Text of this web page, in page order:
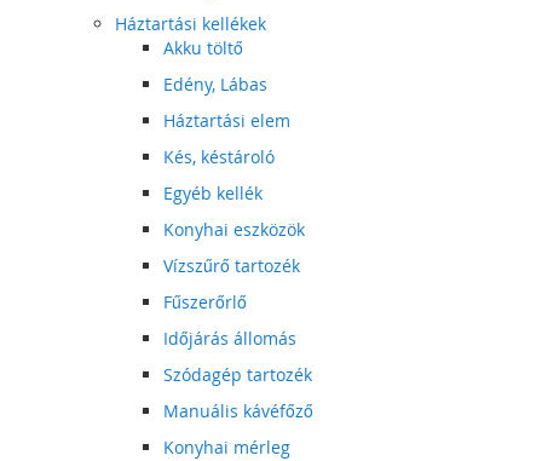
Háztartási kellékek
Akku töltő
Edény, Lábas
Háztartási elem
Kés, késtároló
Egyéb kellék
Konyhai eszközök
Vízszűrő tartozék
Fűszerőrlő
Időjárás állomás
Szódagép tartozék
Manuális kávéfőző
Konyhai mérleg